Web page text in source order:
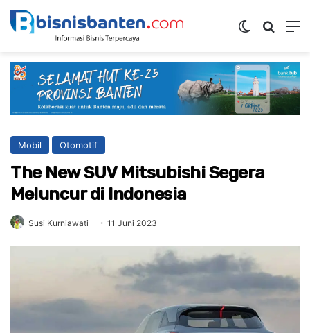
Switch skin
Mobil Otomotif
The New SUV Mitsubishi Segera
Meluncur di Indonesia
Susi Kurniawati 11 Juni 2023